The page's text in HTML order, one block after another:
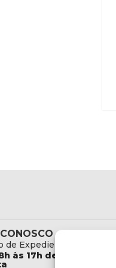
de Expediente:
às 17h de Segunda